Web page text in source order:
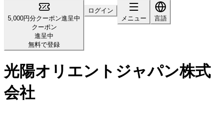
5,000円分クーポン進呈中
クーポン
進呈中
無料で登録
ログイン
メニュー
言語
光陽オリエントジャパン株式
会社